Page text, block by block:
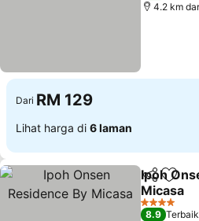
4.2 km
Dari RM 129
Lihat harga di 6 laman
Kongsi
Ipoh
Micasa
Lihat
4 Bintang
8.9 Terbaik